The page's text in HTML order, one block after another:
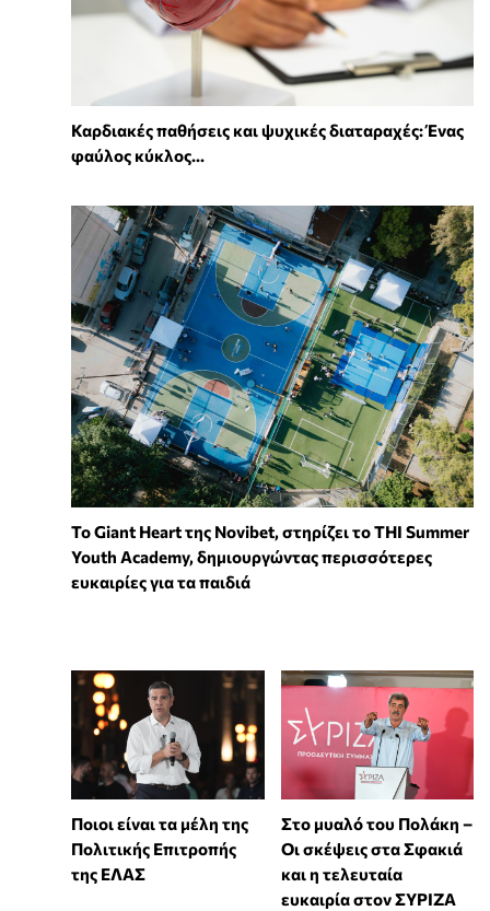
Καρδιακές παθήσεις και ψυχικές διαταραχές: Ένας
φαύλος κύκλος...
To Giant Heart της Novibet, στηρίζει το THI Summer
Youth Academy, δημιουργώντας περισσότερες
ευκαιρίες για τα παιδιά
Ποιοι είναι τα μέλη της
Πολιτικής Επιτροπής
της ΕΛΑΣ
Στο μυαλό του Πολάκη –
Οι σκέψεις στα Σφακιά
και η τελευταία
ευκαιρία στον ΣΥΡΙΖΑ